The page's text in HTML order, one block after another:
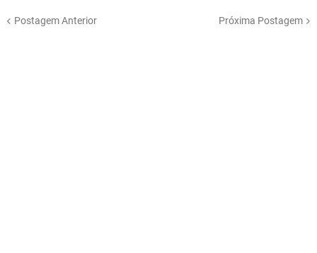
Postagem Anterior Próxima Postagem